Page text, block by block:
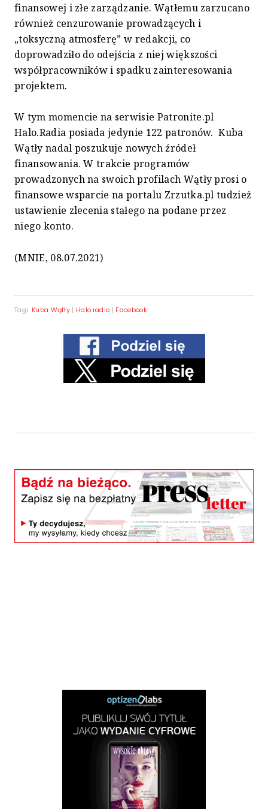
finansowej i złe zarządzanie. Wątłemu zarzucano
również cenzurowanie prowadzących i
„toksyczną atmosferę” w redakcji, co
doprowadziło do odejścia z niej większości
współpracowników i spadku zainteresowania
projektem.
W tym momencie na serwisie Patronite.pl
Halo.Radia posiada jedynie 122 patronów. Kuba
Wątły nadal poszukuje nowych źródeł
finansowania. W trakcie programów
prowadzonych na swoich profilach Wątły prosi o
finansowe wsparcie na portalu Zrzutka.pl tudzież
ustawienie zlecenia stałego na podane przez
niego konto.
(MNIE, 08.07.2021)
Tagi: Kuba Wątły | Halo.radio | Facebook